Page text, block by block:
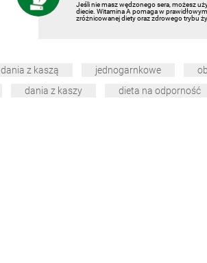
Jeśli nie masz wędzonego sera, możesz
diecie. Witamina A pomaga w
zróżnicowanej diety oraz zdrowego trybu
dania z kaszą jednogarnkowe
dania z kaszy dieta na odporność